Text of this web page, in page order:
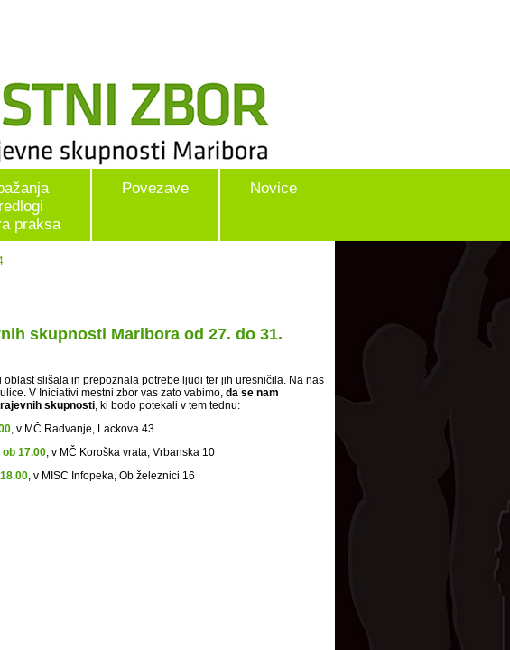
praksa
Povezave Novice
skupnosti Maribora od 27. do 31.
slišala in prepoznala potrebe ljudi ter jih uresničila. Na nas
V Iniciativi mestni zbor vas zato vabimo, da se nam
skupnosti, ki bodo potekali v tem tednu:
, v MČ Radvanje, Lackova 43
17.00, v MČ Koroška vrata, Vrbanska 10
, v MISC Infopeka, Ob železnici 16